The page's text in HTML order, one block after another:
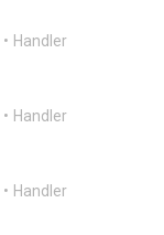
Handler
Handler
Handler